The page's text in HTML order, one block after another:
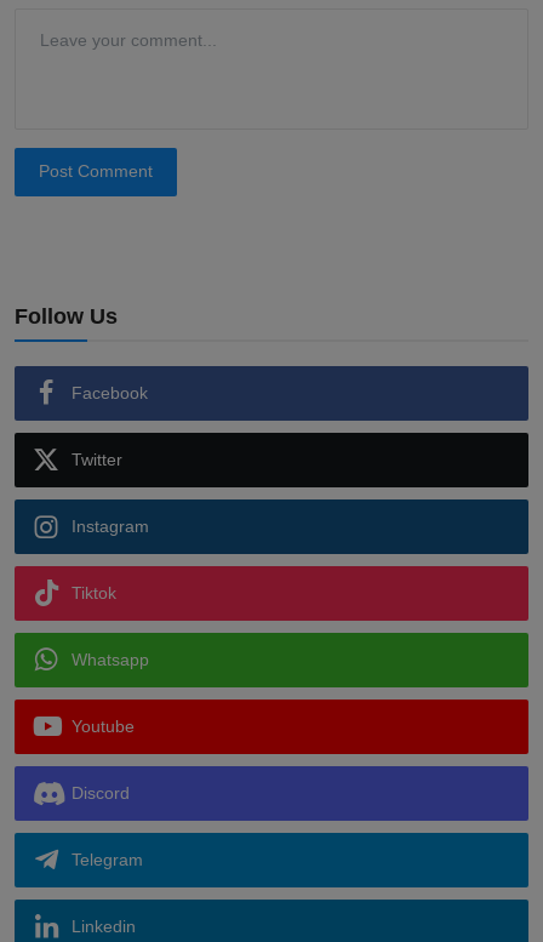
Post Comment
Follow Us
Facebook
Twitter
Instagram
Tiktok
Whatsapp
Youtube
Discord
Telegram
Linkedin